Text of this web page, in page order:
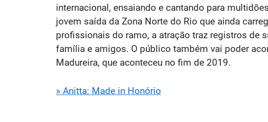
internacional, ensaiando e cantando para
jovem saída da Zona Norte do Rio que ainda
profissionais do ramo, a atração traz registros de
família e amigos. O público também vai poder
Madureira, que aconteceu no fim de 2019.
» Anitta: Made in Honório